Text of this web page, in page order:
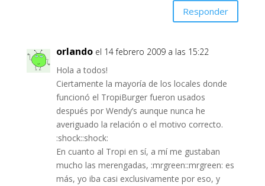
Responder
orlando el 14 febrero 2009 a las 15:22
Hola a todos!
Ciertamente la mayoría de los locales donde
funcionó el TropiBurger fueron usados
después por Wendy’s aunque nunca he
averiguado la relación o el motivo correcto.
:shock::shock:
En cuanto al Tropi en sí, a mí me gustaban
mucho las merengadas, :mrgreen::mrgreen: es
más, yo iba casi exclusivamente por eso, y